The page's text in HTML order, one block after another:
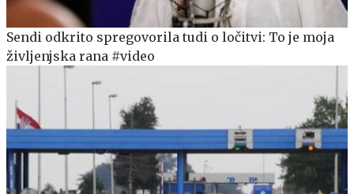
Sendi odkrito spregovorila tudi o ločitvi: To je moja
življenjska rana #video